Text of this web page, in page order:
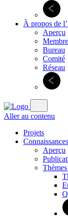
À propos de
Aperçu
Bureau
Comité
Réseau
Aller au contenu
Projets
Connaissances
Aperçu